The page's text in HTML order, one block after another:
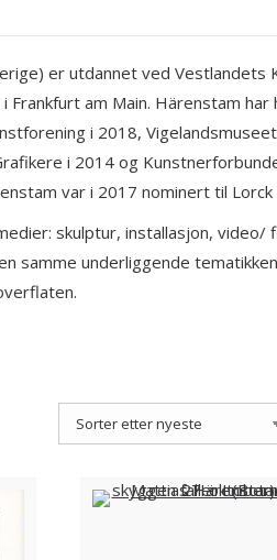
er utdannet ved Vestlandets
Frankfurt am Main. Härenstam
i 2018,
i 2014 og
var i 2017 nominert til Lorck
skulptur, installasjon,
samme underliggende